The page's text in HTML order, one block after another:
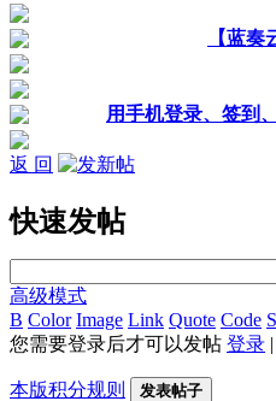
【蓝
用手机登录、签到
返 回
快速发帖
高级模式
B Color Image Link Quote Code
您需要登录后才可以发帖 登录 |
本版积分规则 发表帖子